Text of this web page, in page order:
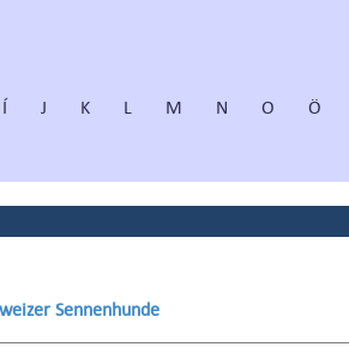
Í J K L M N O Ö
Sennenhunde